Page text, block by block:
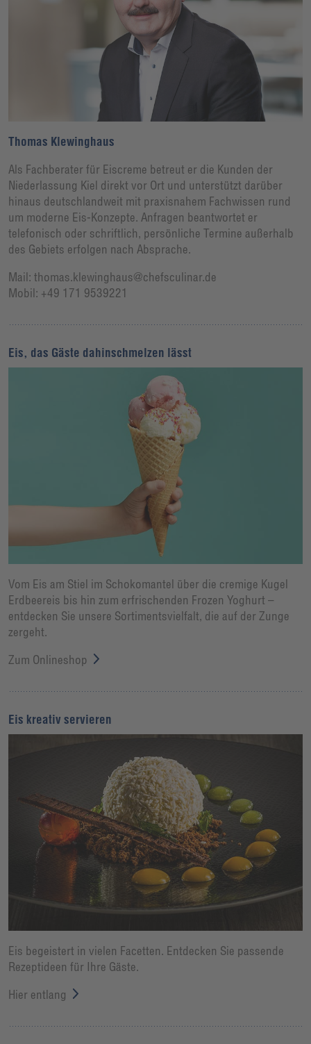
Thomas Klewinghaus
Als Fachberater für Eiscreme betreut er die Kunden der
Niederlassung Kiel direkt vor Ort und unterstützt darüber
hinaus deutschlandweit mit praxisnahem Fachwissen rund
um moderne Eis-Konzepte. Anfragen beantwortet er
telefonisch oder schriftlich, persönliche Termine außerhalb
des Gebiets erfolgen nach Absprache.
Mail: thomas.klewinghaus@chefsculinar.de
Mobil: +49 171 9539221
Eis, das Gäste dahinschmelzen lässt
Vom Eis am Stiel im Schokomantel über die cremige Kugel
Erdbeereis bis hin zum erfrischenden Frozen Yoghurt –
entdecken Sie unsere Sortimentsvielfalt, die auf der Zunge
zergeht.
Zum Onlineshop
Eis kreativ servieren
Eis begeistert in vielen Facetten. Entdecken Sie passende
Rezeptideen für Ihre Gäste.
Hier entlang